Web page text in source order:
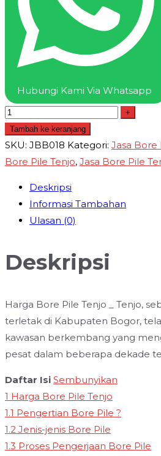
Hubungi Kami Via Whatsapp
+
Tambah ke keranjang
SKU: JBB018 Kategori: Jasa Bore
Bore Pile Tenjo, Jasa Bore Pile
Deskripsi
Informasi Tambahan
Ulasan (0)
Deskripsi
Harga Bore Pile Tenjo _ Tenjo,
terletak di Kabupaten Bogor,
kawasan berkembang yang
pesat dalam beberapa dekade
Daftar Isi Sembunyikan
1 Harga Bore Pile Tenjo
1.1 Pengertian Bore Pile ?
1.2 Jenis-jenis Bore Pile
1.3 Proses Pengerjaan Bore Pile